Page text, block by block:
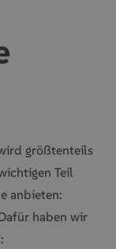
größtenteils
Teil
anbieten:
haben wir